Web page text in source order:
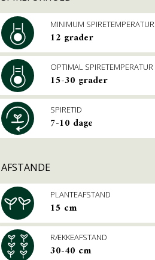
MINIMUM SPIRETEMPE­RATUR
12 grader
OPTIMAL SPIRETEMPE­RATUR
15-30 grader
SPIRETID
7-10 dage
AFSTANDE
PLANTEAFSTAND
15 cm
RÆKKEAFSTAND
30-40 cm